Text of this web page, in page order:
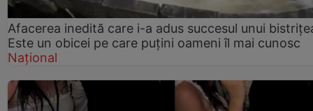
Afacerea inedită care i-a adus succesul unui
Este un obicei pe care puțini oameni îl mai cunosc
Național